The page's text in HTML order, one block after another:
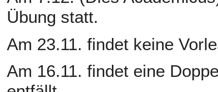
Übung statt.
Am 23.11. findet keine
Am 16.11. findet eine